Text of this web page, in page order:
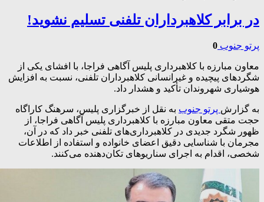
در برابر کلاهبرداران تلفنی تسلیم نشوید!
پرتو جنوب 0
معاون مبارزه با کلاهبرداری پلیس آگاهی فراجا، با افشای یکی از
شگردهای پیچیده و غیرانسانی کلاهبرداران تلفنی، نسبت به افزایش
هوشیاری شهروندان تأکید و هشدار داد.
به گزارش پرتو جنوب به نقل از خبرگزاری پلیس، سرهنگ کاراگاه
حجت متقی معاون مبارزه با کلاهبرداری پلیس آگاهی فراجا، از
ظهور شگرد جدیدی در کلاهبرداری‌های تلفنی خبر داد که در آن،
مجرمان با شناسایی دقیق اعضای خانواده و استفاده از اطلاعات
شخصی، اقدام به اجرای سناریوهای تکان‌دهنده می‌کنند.